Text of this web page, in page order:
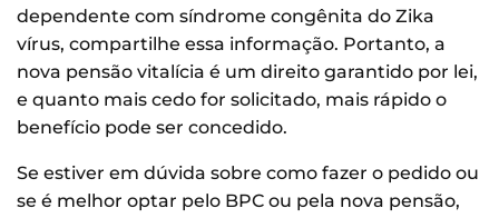
dependente com síndrome congênita do Zika
vírus, compartilhe essa informação. Portanto, a
nova pensão vitalícia é um direito garantido por lei,
e quanto mais cedo for solicitado, mais rápido o
benefício pode ser concedido.
Se estiver em dúvida sobre como fazer o pedido ou
se é melhor optar pelo BPC ou pela nova pensão,